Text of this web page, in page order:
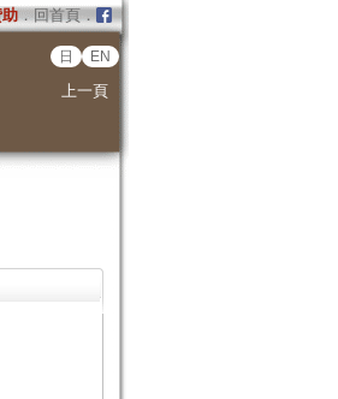
．回首頁．
日 EN
上一頁